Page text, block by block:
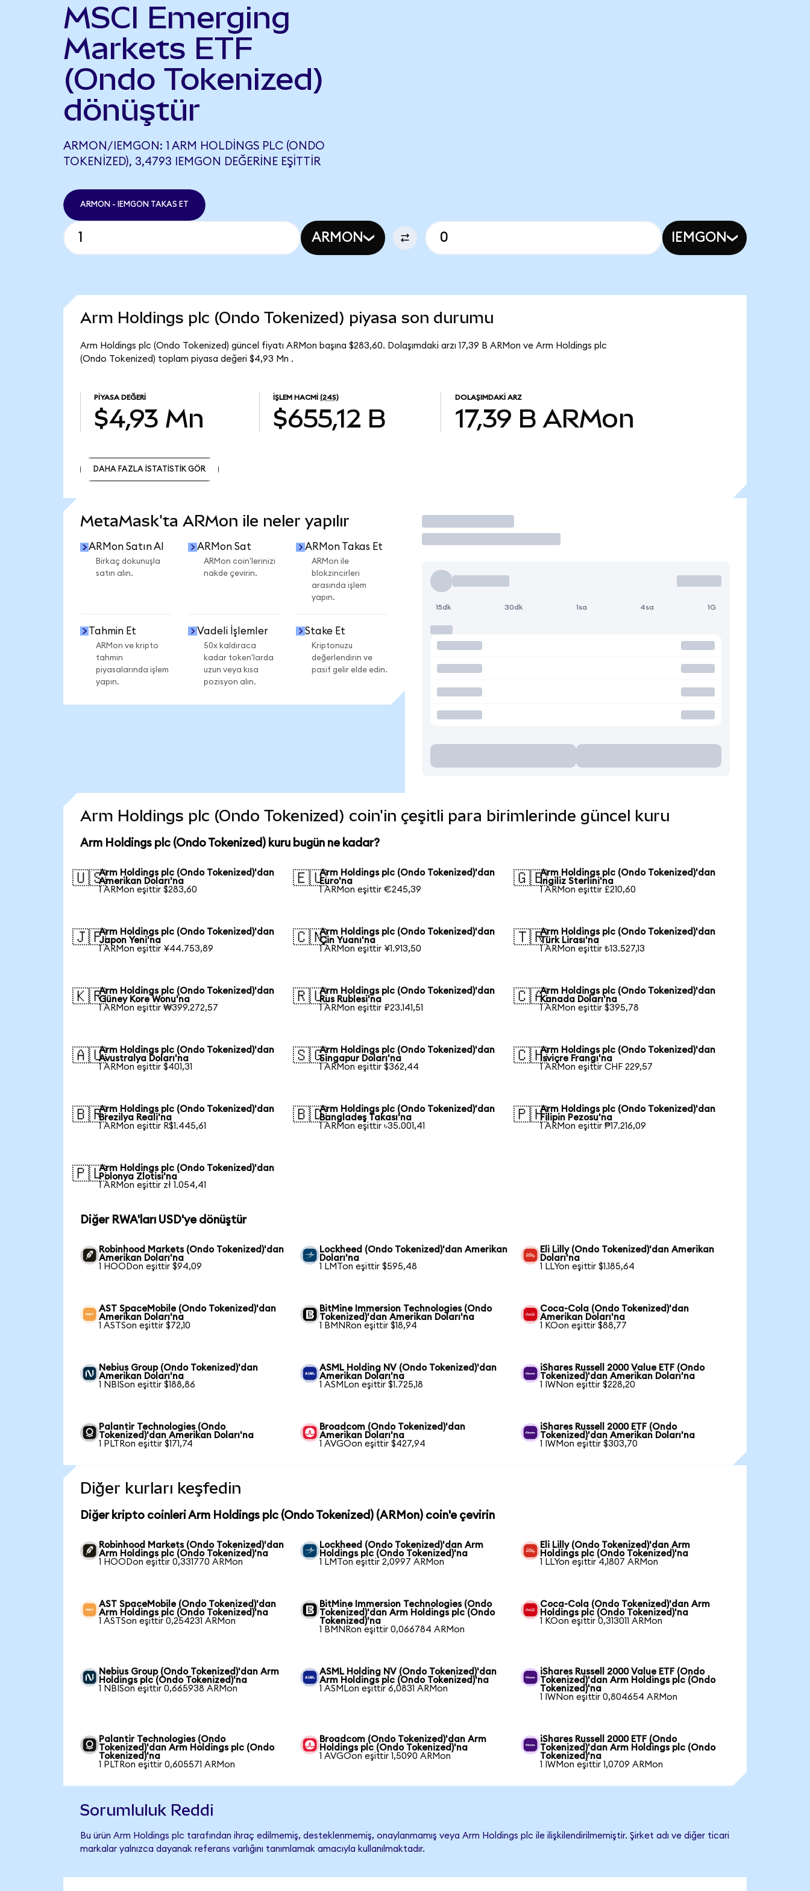
MSCI Emerging
Markets ETF
(Ondo Tokenized)
dönüştür
ARMON/IEMGON: 1 ARM HOLDINGS PLC (ONDO
TOKENIZED), 3,4793 IEMGON DEĞERINE EŞITTIR
ARMON - IEMGON TAKAS ET
ARMON IEMGON
Arm Holdings plc (Ondo Tokenized) piyasa son durumu
Arm Holdings plc (Ondo Tokenized) güncel fiyatı ARMon başına $283,60. Dolaşımdaki arzı 17,39 B ARMon ve Arm Holdings plc
(Ondo Tokenized) toplam piyasa değeri $4,93 Mn .
PIYASA DEĞERI
$4,93 Mn
İŞLEM HACMI (24S)
$655,12 B
DOLAŞIMDAKI ARZ
17,39 B ARMon
DAHA FAZLA İSTATİSTİK GÖR
MetaMask'ta ARMon ile neler yapılır
ARMon Satın Al
Birkaç dokunuşla
satın alın.
ARMon Sat
ARMon coin'lerinizi
nakde çevirin.
ARMon Takas Et
ARMon ile
blokzincirleri
arasında işlem
yapın.
Tahmin Et
ARMon ve kripto
tahmin
piyasalarında işlem
yapın.
Vadeli İşlemler
50x kaldıraca
kadar token'larda
uzun veya kısa
pozisyon alın.
Stake Et
Kriptonuzu
değerlendirin ve
pasif gelir elde edin.
İşlem Yap
15dk 30dk 1sa 4sa 1G
Arm Holdings plc (Ondo Tokenized) coin'in çeşitli para birimlerinde güncel kuru
Arm Holdings plc (Ondo Tokenized) kuru bugün ne kadar?
🇺🇸Arm Holdings plc (Ondo Tokenized)'dan
Amerikan Doları'na
1 ARMon eşittir $283,60
🇪🇺Arm Holdings plc (Ondo Tokenized)'dan
Euro'na
1 ARMon eşittir €245,39
🇬🇧Arm Holdings plc (Ondo Tokenized)'dan
İngiliz Sterlini'na
1 ARMon eşittir £210,60
🇯🇵Arm Holdings plc (Ondo Tokenized)'dan
Japon Yeni'na
1 ARMon eşittir ¥44.753,89
🇨🇳Arm Holdings plc (Ondo Tokenized)'dan
Çin Yuanı'na
1 ARMon eşittir ¥1.913,50
🇹🇷Arm Holdings plc (Ondo Tokenized)'dan
Türk Lirası'na
1 ARMon eşittir ₺13.527,13
🇰🇷Arm Holdings plc (Ondo Tokenized)'dan
Güney Kore Wonu'na
1 ARMon eşittir ₩399.272,57
🇷🇺Arm Holdings plc (Ondo Tokenized)'dan
Rus Rublesi'na
1 ARMon eşittir ₽23.141,51
🇨🇦Arm Holdings plc (Ondo Tokenized)'dan
Kanada Doları'na
1 ARMon eşittir $395,78
🇦🇺Arm Holdings plc (Ondo Tokenized)'dan
Avustralya Doları'na
1 ARMon eşittir $401,31
🇸🇬Arm Holdings plc (Ondo Tokenized)'dan
Singapur Doları'na
1 ARMon eşittir $362,44
🇨🇭Arm Holdings plc (Ondo Tokenized)'dan
İsviçre Frangı'na
1 ARMon eşittir CHF 229,57
🇧🇷Arm Holdings plc (Ondo Tokenized)'dan
Brezilya Reali'na
1 ARMon eşittir R$1.445,61
🇧🇩Arm Holdings plc (Ondo Tokenized)'dan
Bangladeş Takası'na
1 ARMon eşittir ৳35.001,41
🇵🇭Arm Holdings plc (Ondo Tokenized)'dan
Filipin Pezosu'na
1 ARMon eşittir ₱17.216,09
🇵🇱Arm Holdings plc (Ondo Tokenized)'dan
Polonya Zlotisi'na
1 ARMon eşittir zł 1.054,41
Diğer RWA'ları USD'ye dönüştür
Robinhood Markets (Ondo Tokenized)'dan
Amerikan Doları'na
1 HOODon eşittir $94,09
Lockheed (Ondo Tokenized)'dan Amerikan
Doları'na
1 LMTon eşittir $595,48
Eli Lilly (Ondo Tokenized)'dan Amerikan
Doları'na
1 LLYon eşittir $1.185,64
AST SpaceMobile (Ondo Tokenized)'dan
Amerikan Doları'na
1 ASTSon eşittir $72,10
BitMine Immersion Technologies (Ondo
Tokenized)'dan Amerikan Doları'na
1 BMNRon eşittir $18,94
Coca-Cola (Ondo Tokenized)'dan
Amerikan Doları'na
1 KOon eşittir $88,77
Nebius Group (Ondo Tokenized)'dan
Amerikan Doları'na
1 NBISon eşittir $188,86
ASML Holding NV (Ondo Tokenized)'dan
Amerikan Doları'na
1 ASMLon eşittir $1.725,18
iShares Russell 2000 Value ETF (Ondo
Tokenized)'dan Amerikan Doları'na
1 IWNon eşittir $228,20
Palantir Technologies (Ondo
Tokenized)'dan Amerikan Doları'na
1 PLTRon eşittir $171,74
Broadcom (Ondo Tokenized)'dan
Amerikan Doları'na
1 AVGOon eşittir $427,94
iShares Russell 2000 ETF (Ondo
Tokenized)'dan Amerikan Doları'na
1 IWMon eşittir $303,70
Diğer kurları keşfedin
Diğer kripto coinleri Arm Holdings plc (Ondo Tokenized) (ARMon) coin'e çevirin
Robinhood Markets (Ondo Tokenized)'dan
Arm Holdings plc (Ondo Tokenized)'na
1 HOODon eşittir 0,331770 ARMon
Lockheed (Ondo Tokenized)'dan Arm
Holdings plc (Ondo Tokenized)'na
1 LMTon eşittir 2,0997 ARMon
Eli Lilly (Ondo Tokenized)'dan Arm
Holdings plc (Ondo Tokenized)'na
1 LLYon eşittir 4,1807 ARMon
AST SpaceMobile (Ondo Tokenized)'dan
Arm Holdings plc (Ondo Tokenized)'na
1 ASTSon eşittir 0,254231 ARMon
BitMine Immersion Technologies (Ondo
Tokenized)'dan Arm Holdings plc (Ondo
Tokenized)'na
1 BMNRon eşittir 0,066784 ARMon
Coca-Cola (Ondo Tokenized)'dan Arm
Holdings plc (Ondo Tokenized)'na
1 KOon eşittir 0,313011 ARMon
Nebius Group (Ondo Tokenized)'dan Arm
Holdings plc (Ondo Tokenized)'na
1 NBISon eşittir 0,665938 ARMon
ASML Holding NV (Ondo Tokenized)'dan
Arm Holdings plc (Ondo Tokenized)'na
1 ASMLon eşittir 6,0831 ARMon
iShares Russell 2000 Value ETF (Ondo
Tokenized)'dan Arm Holdings plc (Ondo
Tokenized)'na
1 IWNon eşittir 0,804654 ARMon
Palantir Technologies (Ondo
Tokenized)'dan Arm Holdings plc (Ondo
Tokenized)'na
1 PLTRon eşittir 0,605571 ARMon
Broadcom (Ondo Tokenized)'dan Arm
Holdings plc (Ondo Tokenized)'na
1 AVGOon eşittir 1,5090 ARMon
iShares Russell 2000 ETF (Ondo
Tokenized)'dan Arm Holdings plc (Ondo
Tokenized)'na
1 IWMon eşittir 1,0709 ARMon
Sorumluluk Reddi
Bu ürün Arm Holdings plc tarafından ihraç edilmemiş, desteklenmemiş, onaylanmamış veya Arm Holdings plc ile ilişkilendirilmemiştir. Şirket adı ve diğer ticari
markalar yalnızca dayanak referans varlığını tanımlamak amacıyla kullanılmaktadır.